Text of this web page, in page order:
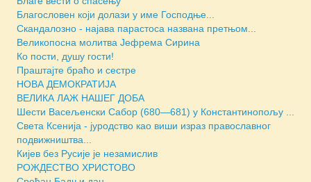
Благословен који долази у име Господње...
Скандалозно - најава парастоса названа претњом...
Великопосна молитва Јефрема Сирина
Ко пости, душу гости!
Праштајте браћо и сестре
НОВА ДЕМОКРАТИЈА
ВЕЛИКА ЛАЖ НАШЕГ ДОБА
Шести Васељенски Сабор (680—681) у Константинопољу ...
Света Ксенија - јуродство као виши израз православног
подвижништва...
Кијев без Русије је незамислив
РОЖДЕСТВО ХРИСТОВО